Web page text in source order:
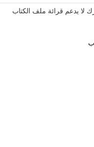
لا يدعم قرائة ملف الكتاب